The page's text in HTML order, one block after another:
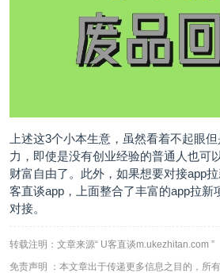
上述这3个小本生意，虽然看着不起眼
力，即使是没有创业经验的普通人也可
财富自由了。此外，如果想要对接app
客直谈app，上面整合了丰富的app拉新
对接。
转载注明：文章来源“ U客直谈m.ukezhitan.com ”
免责声明 ：本文章出于传递更多信息之目的，所